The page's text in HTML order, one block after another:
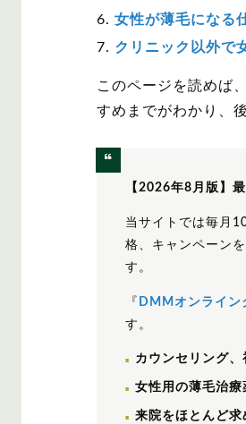
女性が薄毛になる
クリニック以外で
このページを読めば
すめまでがわかり、
【2026年8月版】
当サイトでは毎月
格、キャンペーン
す。
『 DMMオンライン
す。
カウンセリング
女性用の薄毛治療
来院をほとんど求